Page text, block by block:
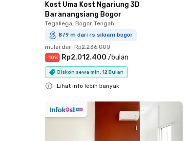
Kost Uma Kost Ngariung 3D
Baranangsiang Bogor
Tegallega, Bogor Tengah
879 m dari rs siloam bogor
mulai dari Rp2.236.000
-10% Rp2.012.400 /bulan
Diskon sewa min. 12 Bulan
Lihat info lebih banyak